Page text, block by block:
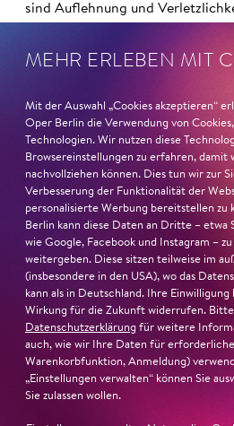
sind Auflehnung und
Begründung
22. Juni 2026
Paradies und
MEHR ERLEBEN MIT
Mit der Auswahl „Cookies akzeptieren“
Oper Berlin die Verwendung von
Technologien. Wir nutzen diese
Browsereinstellungen zu erfahren,
nachvollziehen können. Dies tun wir zur
Verbesserung der Funktionalität der
personalisierte Werbung bereitstellen zu
Berlin kann diese Daten an Dritte – etwa
wie Google, Facebook und Instagram –
weitergeben. Diese sitzen teilweise im
(insbesondere in den USA), wo das
kann als in Deutschland. Ihre
Wirkung für die Zukunft widerrufen. Bitte
Datenschutzerklärung für weitere
auch, wie wir Ihre Daten für
Warenkorbfunktion, Anmeldung)
„Einstellungen verwalten“ können Sie
Sie zulassen wollen.